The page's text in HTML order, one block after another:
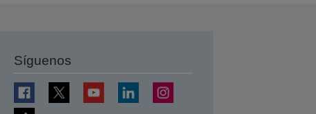
Síguenos